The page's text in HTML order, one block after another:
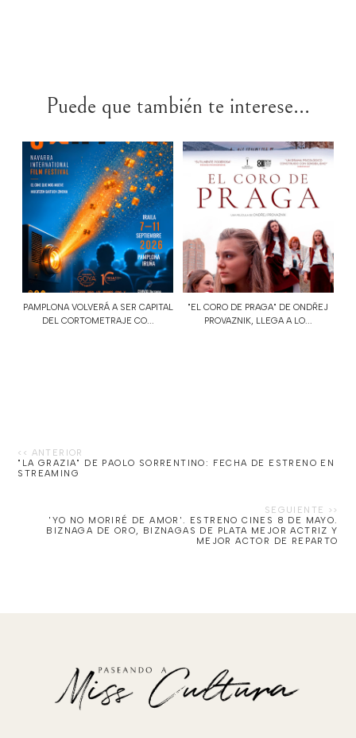
Puede que también te interese...
PAMPLONA VOLVERÁ A SER CAPITAL
DEL CORTOMETRAJE CO...
"EL CORO DE PRAGA" DE ONDŘEJ
PROVAZNIK, LLEGA A LO...
"LA GRAZIA" DE PAOLO SORRENTINO: FECHA DE ESTRENO EN
STREAMING
'YO NO MORIRÉ DE AMOR'. ESTRENO CINES 8 DE MAYO.
BIZNAGA DE ORO, BIZNAGAS DE PLATA MEJOR ACTRIZ Y
MEJOR ACTOR DE REPARTO